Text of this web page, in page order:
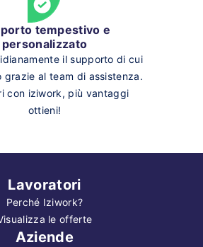
tempestivo e
personalizzato
il supporto di cui
grazie al team di assistenza.
con iziwork, più vantaggi
ottieni!
Lavoratori
Perché Iziwork?
le offerte
Aziende